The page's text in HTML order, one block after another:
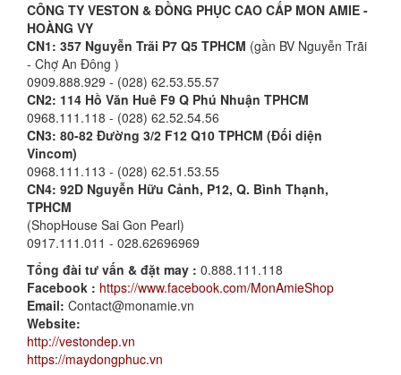
CÔNG TY VESTON & ĐỒNG PHỤC CAO CẤP MON AMIE -
HOÀNG VY
CN1: 357 Nguyễn Trãi P7 Q5 TPHCM (gần BV Nguyễn Trãi
- Chợ An Đông )
0909.888.929 - (028) 62.53.55.57
CN2: 114 Hồ Văn Huê F9 Q Phú Nhuận TPHCM
0968.111.118 - (028) 62.52.54.56
CN3: 80-82 Đường 3/2 F12 Q10 TPHCM (Đối diện
Vincom)
0968.111.113 - (028) 62.51.53.55
CN4: 92D Nguyễn Hữu Cảnh, P12, Q. Bình Thạnh,
TPHCM
(ShopHouse Sai Gon Pearl)
0917.111.011 - 028.62696969
Tổng đài tư vấn & đặt may : 0.888.111.118
Facebook : https://www.facebook.com/MonAmieShop
Email: Contact@monamie.vn
Website:
http://vestondep.vn
https://maydongphuc.vn